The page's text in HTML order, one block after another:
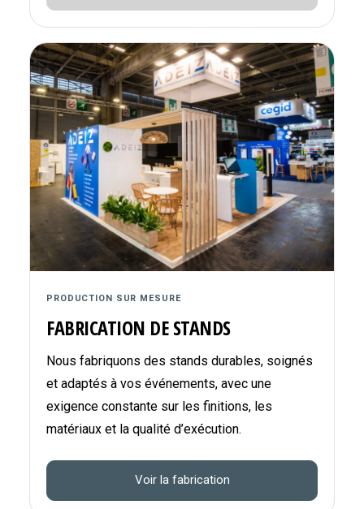
PRODUCTION SUR MESURE
FABRICATION DE STANDS
Nous fabriquons des stands durables, soignés
et adaptés à vos événements, avec une
exigence constante sur les finitions, les
matériaux et la qualité d’exécution.
Voir la fabrication